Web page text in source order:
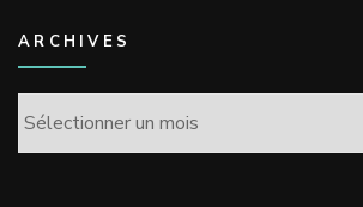
ARCHIVES
Archives